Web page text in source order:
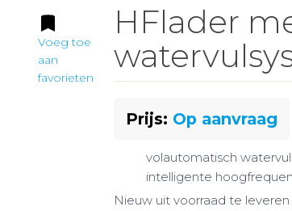
Voeg toe
aan
favorieten
HFlader
Prijs: Op aanvraag
volautomatisch
intelligente
Nieuw uit voorraad te